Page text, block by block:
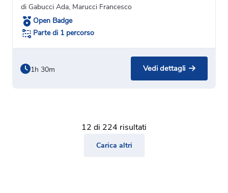
di Gabucci Ada, Marucci Francesco
Open Badge
Parte di 1 percorso
1h 30m Vedi dettagli
12 di 224 risultati
Carica altri